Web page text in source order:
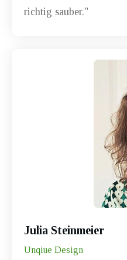
richtig sauber."
Julia Steinmeier
Unqiue Design